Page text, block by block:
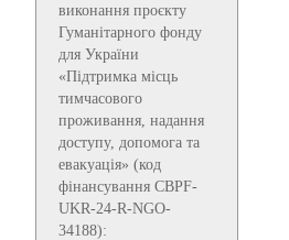
виконання проєкту
Гуманітарного фонду
для України
«Підтримка місць
тимчасового
проживання, надання
доступу, допомога та
евакуація» (код
фінансування CBPF-
UKR-24-R-NGO-
34188):